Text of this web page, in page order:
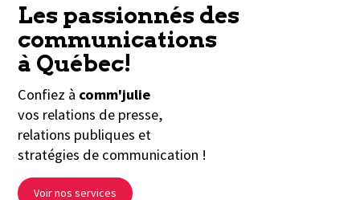
Les passionnés des
communications
à Québec!
Confiez à comm'julie
vos relations de presse,
relations publiques et
stratégies de communication !
Voir nos services